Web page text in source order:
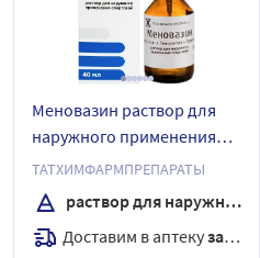
Меновазин раствор для
наружного применения
спиртовой 40 мл флакон
стекло
ТАТХИМФАРМПРЕПАРАТЫ
раствор для наружного применения спиртовой
Доставим в аптекузавтра